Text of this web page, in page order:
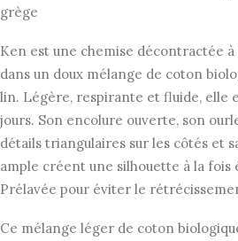
était :
grège
Ken est une chemise décontractée
dans un doux mélange de coton
lin. Légère, respirante et fluide, elle
jours. Son encolure ouverte, son
détails triangulaires sur les côtés et
ample créent une silhouette à la
Prélavée pour éviter le
Ce mélange léger de coton